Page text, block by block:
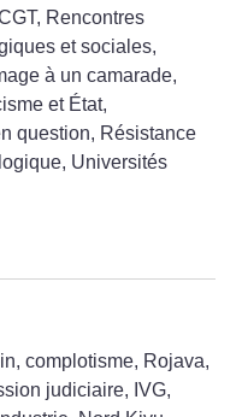
Rencontres
et sociales,
à un camarade,
et État,
question, Résistance
Universités
complotisme, Rojava,
judiciaire, IVG,